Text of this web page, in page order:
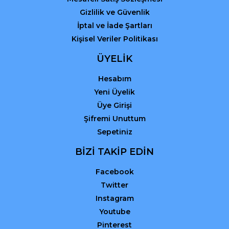
Gizlilik ve Güvenlik
İptal ve İade Şartları
Kişisel Veriler Politikası
ÜYELİK
Hesabım
Yeni Üyelik
Üye Girişi
Şifremi Unuttum
Sepetiniz
BİZİ TAKİP EDİN
Facebook
Twitter
Instagram
Youtube
Pinterest